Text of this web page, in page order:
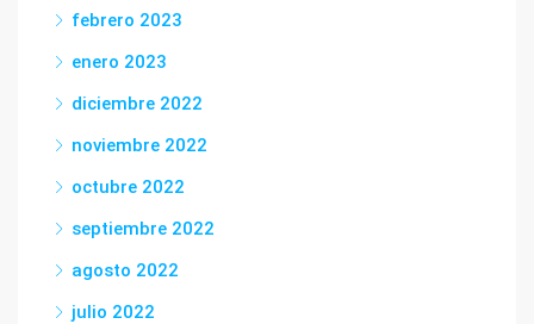
febrero 2023
enero 2023
diciembre 2022
noviembre 2022
octubre 2022
septiembre 2022
agosto 2022
julio 2022